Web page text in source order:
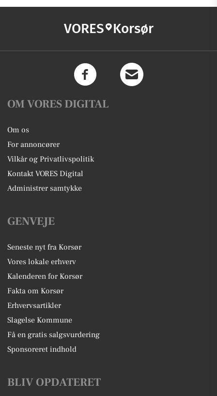
VORES Korsør
OM VORES DIGITAL
Om os
For annoncører
Vilkår og Privatlivspolitik
Kontakt VORES Digital
Administrer samtykke
GENVEJE
Seneste nyt fra Korsør
Vores lokale erhverv
Kalenderen for Korsør
Fakta om Korsør
Erhvervsartikler
Slagelse Kommune
Få en gratis salgsvurdering
Sponsoreret indhold
BLIV OPDATERET